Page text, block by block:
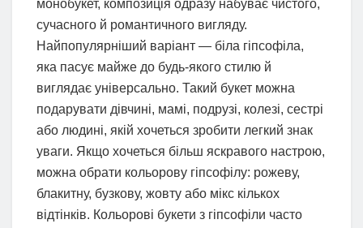
монобукет, композиція одразу набуває чистого,
сучасного й романтичного вигляду.
Найпопулярніший варіант — біла гіпсофіла,
яка пасує майже до будь-якого стилю й
виглядає універсально. Такий букет можна
подарувати дівчині, мамі, подрузі, колезі, сестрі
або людині, якій хочеться зробити легкий знак
уваги. Якщо хочеться більш яскравого настрою,
можна обрати кольорову гіпсофілу: рожеву,
блакитну, бузкову, жовту або мікс кількох
відтінків. Кольорові букети з гіпсофіли часто